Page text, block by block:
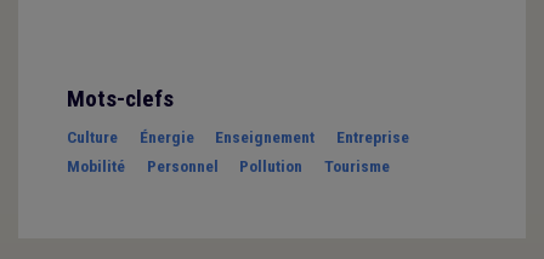
Mots-clefs
Culture Énergie Enseignement
Entreprise
Mobilité
Personnel Pollution Tourisme